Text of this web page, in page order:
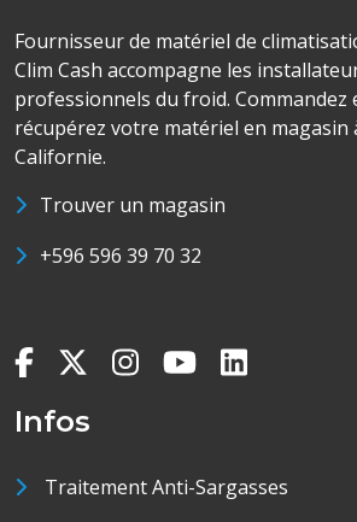
Fournisseur de matériel de
Clim Cash accompagne les
professionnels du froid. Commandez
récupérez votre matériel en magasin
Californie.
Trouver un magasin
+596 596 39 70 32
Infos
Traitement Anti-Sargasses